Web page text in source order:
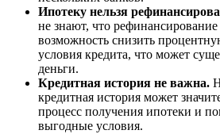
Ипотеку нельзя
не знают, что рефинансирование
возможность снизить
условия кредита, что может
деньги.
Кредитная история не важна.
кредитная история может
процесс получения ипотеки и
выгодные условия.